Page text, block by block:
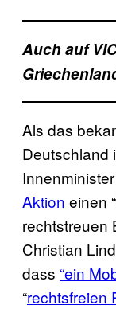
Auch auf
Als das
Deutschland
Aktion einen
rechtstreuen
Christian
dass “ein
“rechtsfreien